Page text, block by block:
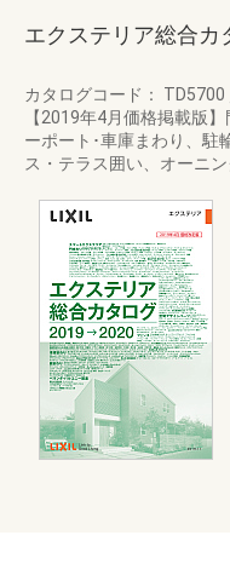
エクステリア総合カ
カタログコード： TD5700
【2019年4月価格掲載版
ーポート･車庫まわり、駐
ス・テラス囲い、オーニ